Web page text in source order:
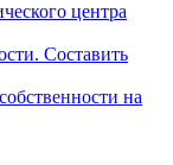
центра
Составить
на